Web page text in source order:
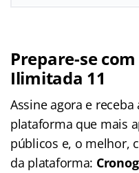
Prepare-se
Ilimitada 11
Assine agora e receba
plataforma que mais
públicos e, o melhor,
da plataforma: